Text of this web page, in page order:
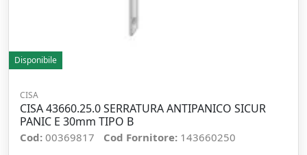
Disponibile
CISA
CISA 43660.25.0 SERRATURA ANTIPANICO SICUR
PANIC E 30mm TIPO B
Cod: 00369817 Cod Fornitore: 143660250